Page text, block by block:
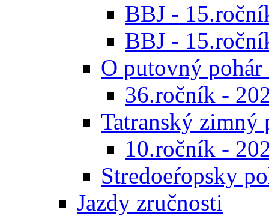
BBJ -
BBJ -
O putovný
36.ročník -
Tatranský zimný
10.ročník -
Stredoeŕopsky
Jazdy zručnosti